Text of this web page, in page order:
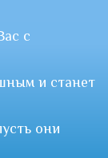
с
и станет
они